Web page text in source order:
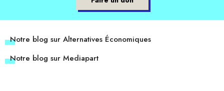
Notre blog sur Alternatives Économiques
Notre blog sur Mediapart